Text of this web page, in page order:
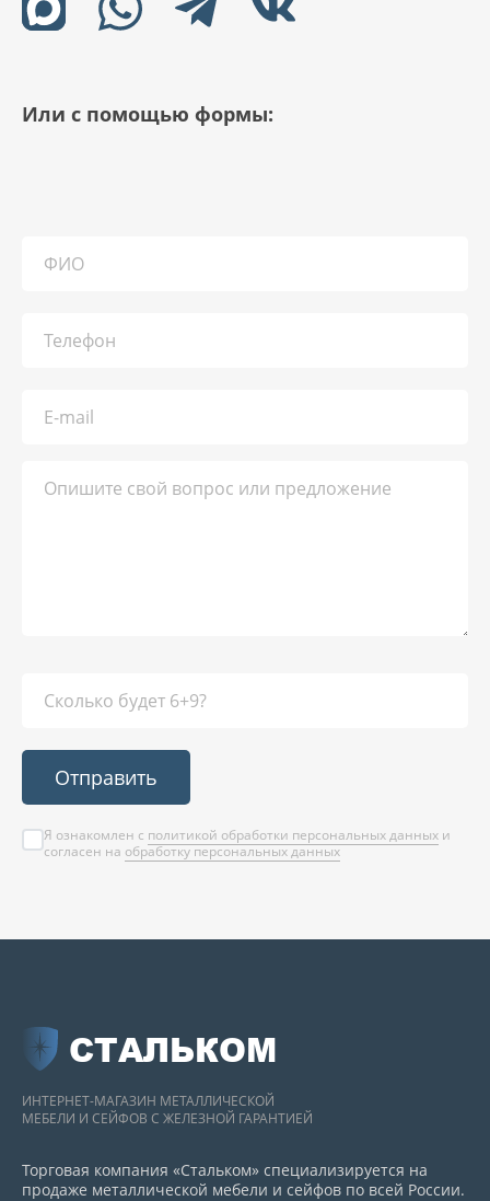
Или с помощью формы:
Отправить
Я ознакомлен с политикой обработки персональных данных и
согласен на обработку персональных данных
СТАЛЬКОМ
ИНТЕРНЕТ-МАГАЗИН МЕТАЛЛИЧЕСКОЙ
МЕБЕЛИ И СЕЙФОВ С ЖЕЛЕЗНОЙ ГАРАНТИЕЙ
Торговая компания «Стальком» специализируется на
продаже металлической мебели и сейфов по всей России.